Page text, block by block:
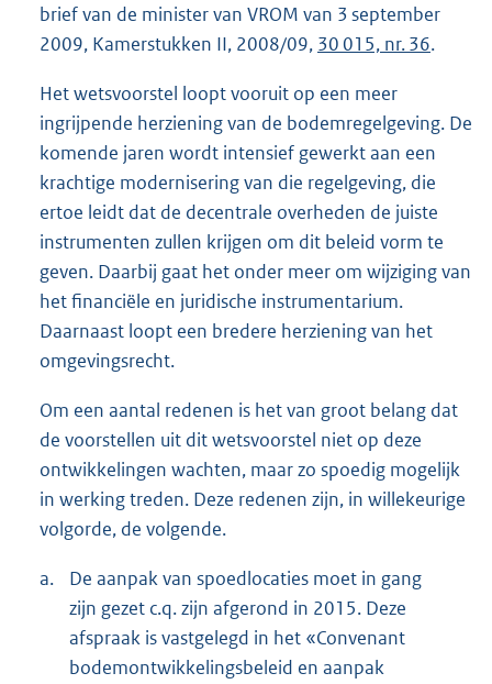
brief van de minister van VROM van 3 september
2009, Kamerstukken II, 2008/09, 30 015, nr. 36.
Het wetsvoorstel loopt vooruit op een meer
ingrijpende herziening van de bodemregelgeving. De
komende jaren wordt intensief gewerkt aan een
krachtige modernisering van die regelgeving, die
ertoe leidt dat de decentrale overheden de juiste
instrumenten zullen krijgen om dit beleid vorm te
geven. Daarbij gaat het onder meer om wijziging van
het financiële en juridische instrumentarium.
Daarnaast loopt een bredere herziening van het
omgevingsrecht.
Om een aantal redenen is het van groot belang dat
de voorstellen uit dit wetsvoorstel niet op deze
ontwikkelingen wachten, maar zo spoedig mogelijk
in werking treden. Deze redenen zijn, in willekeurige
volgorde, de volgende.
a.
De aanpak van spoedlocaties moet in gang
zijn gezet c.q. zijn afgerond in 2015. Deze
afspraak is vastgelegd in het «Convenant
bodemontwikkelingsbeleid en aanpak